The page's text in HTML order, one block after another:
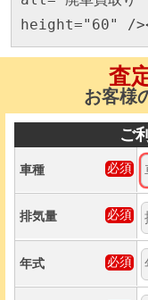
height="60" /
査
お客様
ご
車種
排気量
年式